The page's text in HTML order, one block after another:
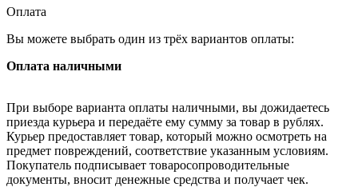
Оплата
Вы можете выбрать один из трёх вариантов оплаты:
Оплата наличными
При выборе варианта оплаты наличными, вы дожидаетесь
приезда курьера и передаёте ему сумму за товар в рублях.
Курьер предоставляет товар, который можно осмотреть на
предмет повреждений, соответствие указанным условиям.
Покупатель подписывает товаросопроводительные
документы, вносит денежные средства и получает чек.